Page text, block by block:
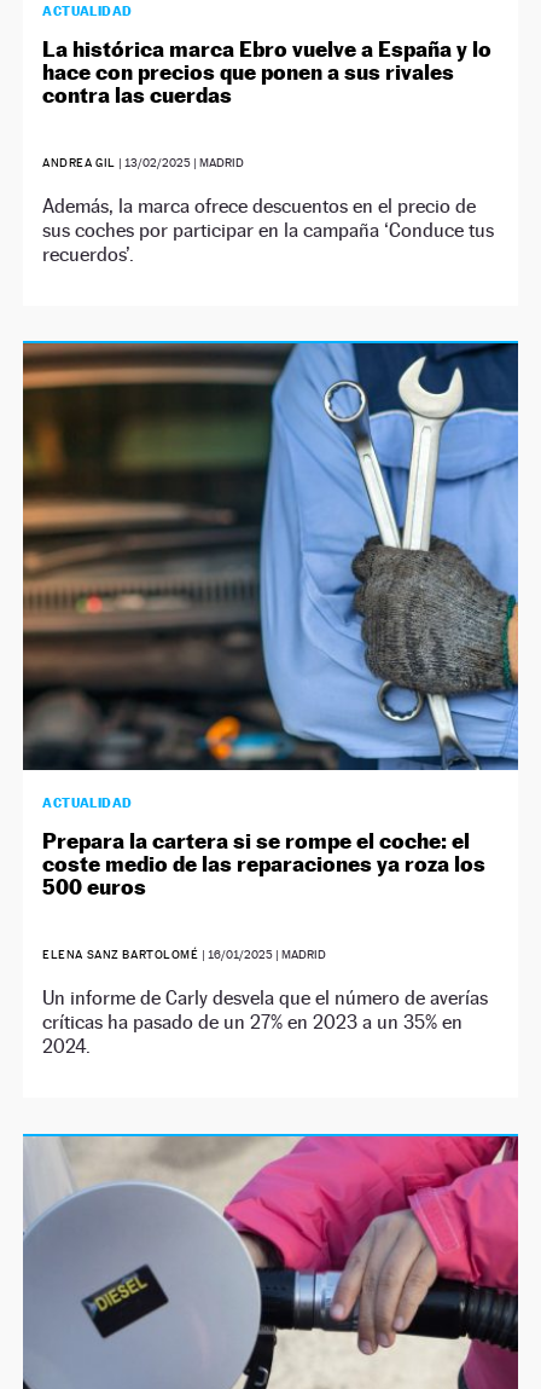
ACTUALIDAD
La histórica marca Ebro vuelve a España y lo
hace con precios que ponen a sus rivales
contra las cuerdas
ANDREA GIL | 13/02/2025| MADRID
Además, la marca ofrece descuentos en el precio de
sus coches por participar en la campaña ‘Conduce tus
recuerdos’.
ACTUALIDAD
Prepara la cartera si se rompe el coche: el
coste medio de las reparaciones ya roza los
500 euros
ELENA SANZ BARTOLOMÉ | 16/01/2025| MADRID
Un informe de Carly desvela que el número de averías
críticas ha pasado de un 27% en 2023 a un 35% en
2024.